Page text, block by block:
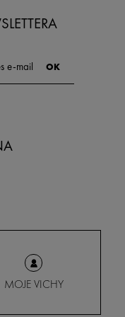
MOJE VICHY